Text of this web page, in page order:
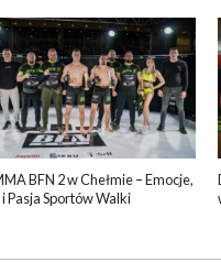
BFN 2 w Chełmie – Emocje,
Pasja Sportów Walki